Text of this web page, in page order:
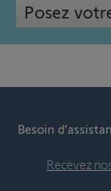
Posez
Besoin
Recevez